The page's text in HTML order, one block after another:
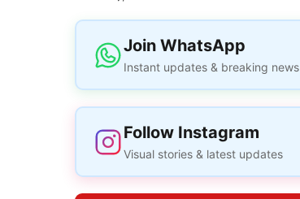
Join WhatsApp
Instant updates & breaking news
Follow Instagram
Visual stories & latest updates